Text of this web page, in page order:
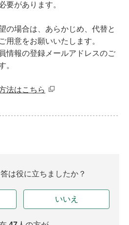
要があります。
の場合は、あらかじめ、代替と
用意をお願いいたします。
情報の登録メールアドレスのご
。
法はこちら
は役に立ちましたか？
いいえ